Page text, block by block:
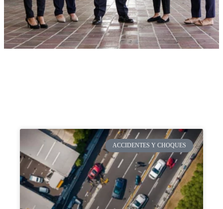
ACCIDENTES Y CHOQUES